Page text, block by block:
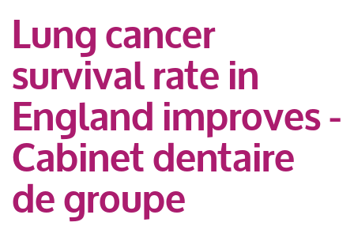
Lung cancer
survival rate in
England improves -
Cabinet dentaire
de groupe